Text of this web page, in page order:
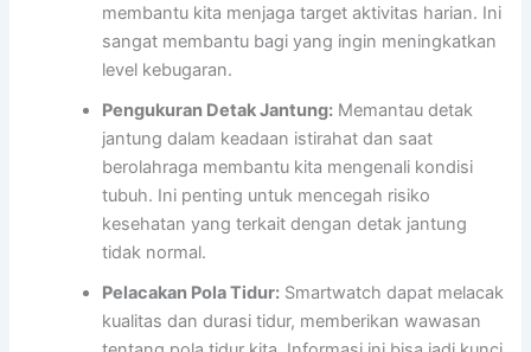
membantu kita menjaga target aktivitas harian. Ini
sangat membantu bagi yang ingin meningkatkan
level kebugaran.
Pengukuran Detak Jantung: Memantau detak
jantung dalam keadaan istirahat dan saat
berolahraga membantu kita mengenali kondisi
tubuh. Ini penting untuk mencegah risiko
kesehatan yang terkait dengan detak jantung
tidak normal.
Pelacakan Pola Tidur: Smartwatch dapat melacak
kualitas dan durasi tidur, memberikan wawasan